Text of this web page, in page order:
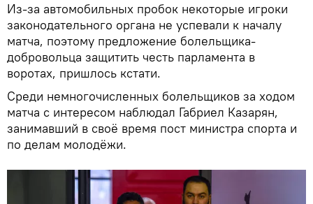
Из-за автомобильных пробок некоторые игроки
законодательного органа не успевали к началу
матча, поэтому предложение болельщика-
добровольца защитить честь парламента в
воротах, пришлось кстати.
Среди немногочисленных болельщиков за ходом
матча с интересом наблюдал Габриел Казарян,
занимавший в своё время пост министра спорта и
по делам молодёжи.